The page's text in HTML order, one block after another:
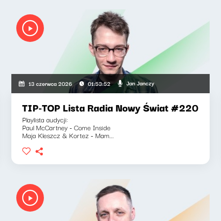
13 czerwca 2026 01:53:52 Jan Janczy
TIP-TOP Lista Radia Nowy Świat #220
Playlista audycji:
Paul McCartney - Come Inside
Maja Kleszcz & Kortez - Mam...